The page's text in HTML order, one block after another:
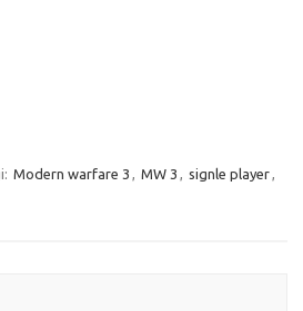
Modern warfare 3 MW 3 signle player